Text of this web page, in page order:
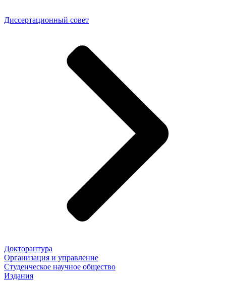
Диссертационный совет
Докторантура
Организация и управление
Студенческое научное общество
Издания